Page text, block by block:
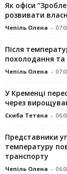
Як офіси
розвивати
Чепіль Олена -
Після
похолодання
Чепіль Олена -
У Кременці
через
Скиба Тетяна -
Представники
температуру
транспорту
Чепіль Олена -